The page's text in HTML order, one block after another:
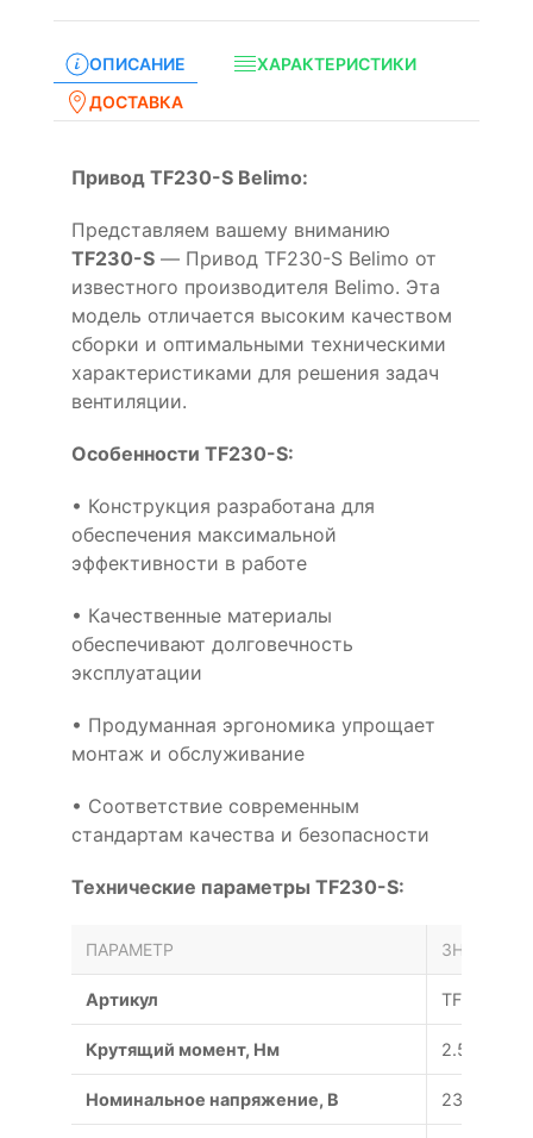
ОПИСАНИЕ
ХАРАКТЕРИСТИКИ
ДОСТАВКА
Привод TF230-S Belimo:
Представляем вашему вниманию
TF230-S — Привод TF230-S Belimo от
известного производителя Belimo. Эта
модель отличается высоким качеством
сборки и оптимальными техническими
характеристиками для решения задач
вентиляции.
Особенности TF230-S:
• Конструкция разработана для
обеспечения максимальной
эффективности в работе
• Качественные материалы
обеспечивают долговечность
эксплуатации
• Продуманная эргономика упрощает
монтаж и обслуживание
• Соответствие современным
стандартам качества и безопасности
Технические параметры TF230-S:
ПАРАМЕТР ЗНАЧЕНИЕ
Артикул TF230-S
Крутящий момент, Нм 2.5
Номинальное напряжение, В 230